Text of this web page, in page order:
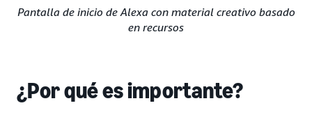
Pantalla de inicio de Alexa con material creativo basado
en recursos
¿Por qué es importante?